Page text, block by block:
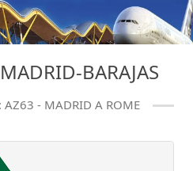
BARAJAS
AZ63 - MADRID A ROME